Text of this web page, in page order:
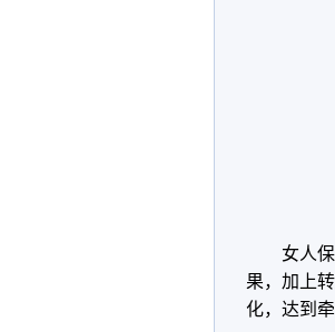
女人
果，加上
化，达到